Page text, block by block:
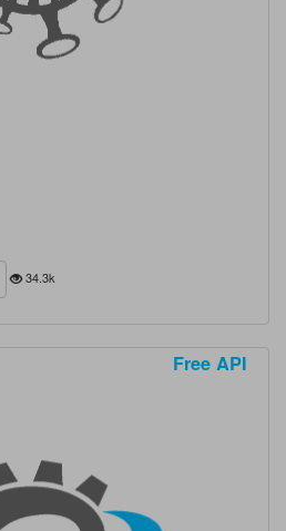
34.3k
Free API